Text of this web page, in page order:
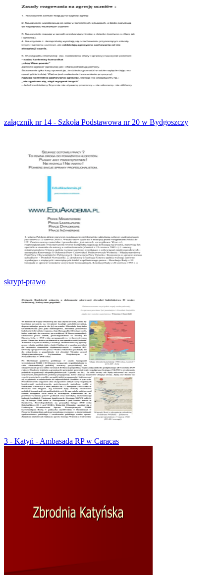
załącznik nr 14 - Szkoła Podstawowa nr 20 w Bydgoszczy
skrypt-prawo
3 - Katyń - Ambasada RP w Caracas